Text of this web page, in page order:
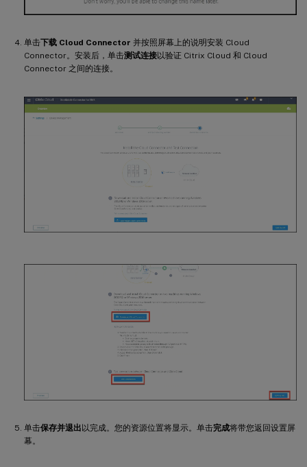
单击下载 Cloud Connector 并按照屏幕上的说明安装 Cloud
Connector。安装后，单击测试连接以验证 Citrix Cloud 和 Cloud
Connector 之间的连接。
单击保存并退出 以完成。您的资源位置将显示。单击完成将带您返回设置屏
幕。